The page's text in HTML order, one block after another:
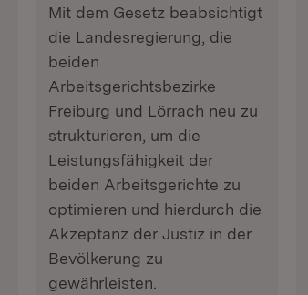
Mit dem Gesetz beabsichtigt
die Landesregierung, die
beiden
Arbeitsgerichtsbezirke
Freiburg und Lörrach neu zu
strukturieren, um die
Leistungsfähigkeit der
beiden Arbeitsgerichte zu
optimieren und hierdurch die
Akzeptanz der Justiz in der
Bevölkerung zu
gewährleisten.